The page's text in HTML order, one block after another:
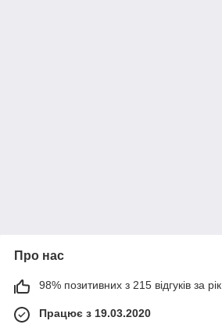
Про нас
98% позитивних з 215 відгуків за рік
Працює з 19.03.2020